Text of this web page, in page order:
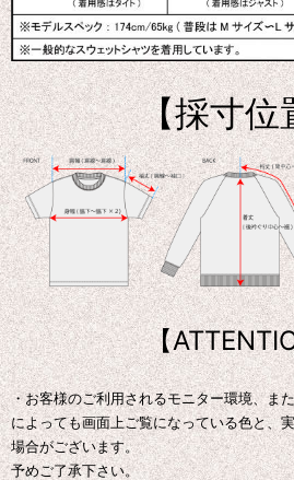
【採寸位
【
・お客様のご利用されるモニター環境、ま
によっても画面上ご覧になっている色と、
場合がございます。
予めご了承下さい。